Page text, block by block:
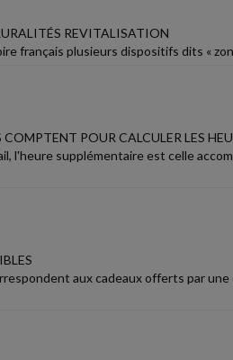
REVITALISATION
français plusieurs dispositifs dits «
COMPTENT POUR CALCULER LES
l'heure supplémentaire est celle
aux cadeaux offerts par